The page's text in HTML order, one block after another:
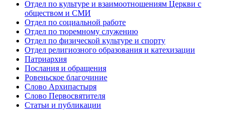
Отдел по культуре и взаимоотношениям Церкви с
обществом и СМИ
Отдел по социальной работе
Отдел по тюремному служению
Отдел по физической культуре и спорту
Отдел религиозного образования и катехизации
Патриархия
Послания и обращения
Ровеньское благочиние
Слово Архипастыря
Слово Первосвятителя
Статьи и публикации